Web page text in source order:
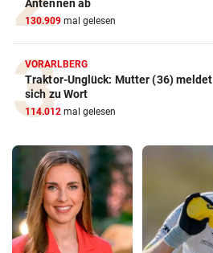
Antennen ab
130.909 mal gelesen
VORARLBERG
Traktor-Unglück: Mutter (36) meldet
sich zu Wort
114.012 mal gelesen